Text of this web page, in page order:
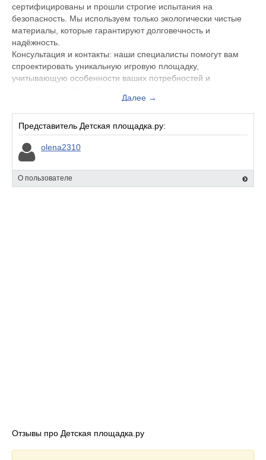
сертифицированы и прошли строгие испытания на
безопасность. Мы используем только экологически чистые
материалы, которые гарантируют долговечность и
надёжность.
Консультация и контакты: наши специалисты помогут вам
спроектировать уникальную игровую площадку,
учитывающую особенности ваших потребностей и
был реализован на высоком уровне!
Галерея и отзывы: ознакомьтесь с нашими успешными
проектами и мнениями довольных клиентов. Вы сможете
увидеть, как наше оборудование уже помогает детям
развиваться и радоваться играм!
Мы стремимся делать детские игры безопасными и
увлекательными! Погрузитесь в мир качественного и
вдохновляющего игрового оборудования, которое подарит
Далее →
Представитель Детская площадка.ру:
olena2310
О пользователе
Отзывы про Детская площадка.ру